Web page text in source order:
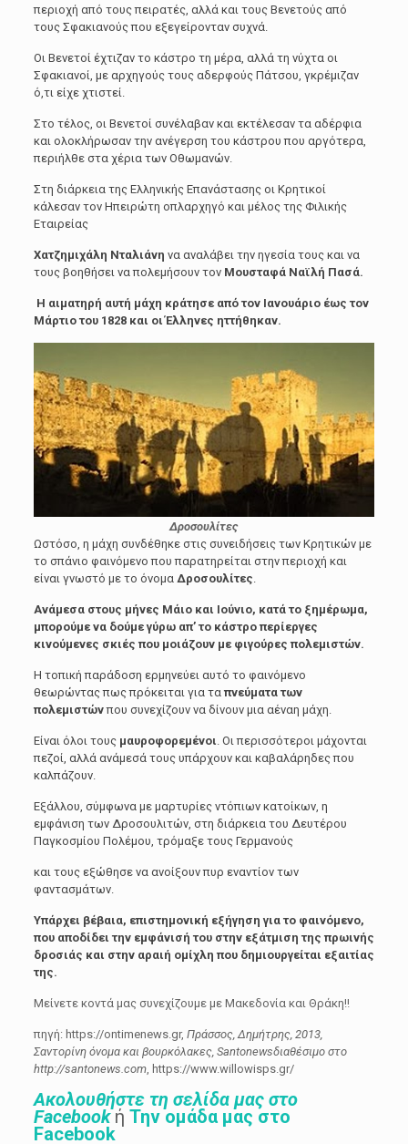
περιοχή από τους πειρατές, αλλά και τους Βενετούς από
τους Σφακιανούς που εξεγείρονταν συχνά.
Οι Βενετοί έχτιζαν το κάστρο τη μέρα, αλλά τη νύχτα οι
Σφακιανοί, με αρχηγούς τους αδερφούς Πάτσου, γκρέμιζαν
ό,τι είχε χτιστεί.
Στο τέλος, οι Βενετοί συνέλαβαν και εκτέλεσαν τα αδέρφια
και ολοκλήρωσαν την ανέγερση του κάστρου που αργότερα,
περιήλθε στα χέρια των Οθωμανών.
Στη διάρκεια της Ελληνικής Επανάστασης οι Κρητικοί
κάλεσαν τον Ηπειρώτη οπλαρχηγό και μέλος της Φιλικής
Εταιρείας
Χατζημιχάλη Νταλιάνη να αναλάβει την ηγεσία τους και να
τους βοηθήσει να πολεμήσουν τον Μουσταφά Ναϊλή Πασά.
Η αιματηρή αυτή μάχη κράτησε από τον Ιανουάριο έως τον
Μάρτιο του 1828 και οι Έλληνες ηττήθηκαν.
Δροσουλίτες
Ωστόσο, η μάχη συνδέθηκε στις συνειδήσεις των Κρητικών με
το σπάνιο φαινόμενο που παρατηρείται στην περιοχή και
είναι γνωστό με το όνομα Δροσουλίτες
Ανάμεσα στους μήνες Μάιο και Ιούνιο, κατά το ξημέρωμα,
μπορούμε να δούμε γύρω απ’ το κάστρο περίεργες
κινούμενες σκιές που μοιάζουν με φιγούρες πολεμιστών.
Η τοπική παράδοση ερμηνεύει αυτό το φαινόμενο
θεωρώντας πως πρόκειται για ταπνεύματα των
πολεμιστώνπου συνεχίζουν να δίνουν μια αέναη μάχη.
Είναι όλοι τους μαυροφορεμένοι . Οι περισσότεροι μάχονται
πεζοί, αλλά ανάμεσά τους υπάρχουν και καβαλάρηδες που
καλπάζουν.
Εξάλλου, σύμφωνα με μαρτυρίες ντόπιων κατοίκων, η
εμφάνιση των Δροσουλιτών, στη διάρκεια του Δευτέρου
Παγκοσμίου Πολέμου, τρόμαξε τους Γερμανούς
και τους εξώθησε να ανοίξουν πυρ εναντίον των
φαντασμάτων.
Υπάρχει βέβαια, επιστημονική εξήγηση για το φαινόμενο,
που αποδίδει την εμφάνισή του στην εξάτμιση της πρωινής
δροσιάς και στην αραιή ομίχλη που δημιουργείται εξαιτίας
της.
Μείνετε κοντά μας συνεχίζουμε με Μακεδονία και Θράκη!!
πηγή: https://ontimenews.gr, Πράσσος, Δημήτρης, 2013,
Σαντορίνη όνομα και βουρκόλακες, Santonewsδιαθέσιμο στο
http://santonews.com, https://www.willowisps.gr/
Ακολουθήστε τη σελίδα μας στο
Facebook ή Την ομάδα μας στο
Facebook